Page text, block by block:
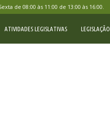
de 08:00 às 11:00 de 13:00 às 16:00.
ATIVIDADES LEGISLATIVAS LEGISLAÇÃO